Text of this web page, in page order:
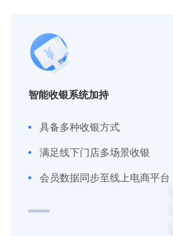
智能收银系统加持
具备多种收银方式
满足线下门店多场景收银
会员数据同步至线上电商平台